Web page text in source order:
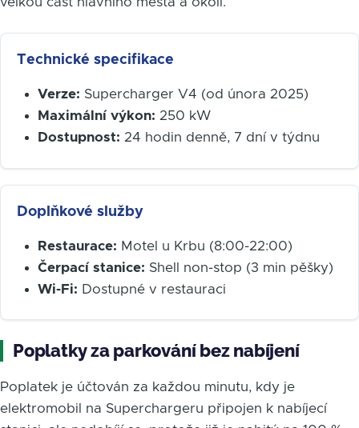
Technické specifikace
Verze: Supercharger V4 (od února 2025)
Maximální výkon: 250 kW
Dostupnost: 24 hodin denně, 7 dní v týdnu
Doplňkové služby
Restaurace: Motel u Krbu (8:00-22:00)
Čerpací stanice: Shell non-stop (3 min pěšky)
Wi-Fi: Dostupné v restauraci
Poplatky za parkování bez nabíjení
Poplatek je účtován za každou minutu, kdy je
elektromobil na Superchargeru připojen k nabíjecí